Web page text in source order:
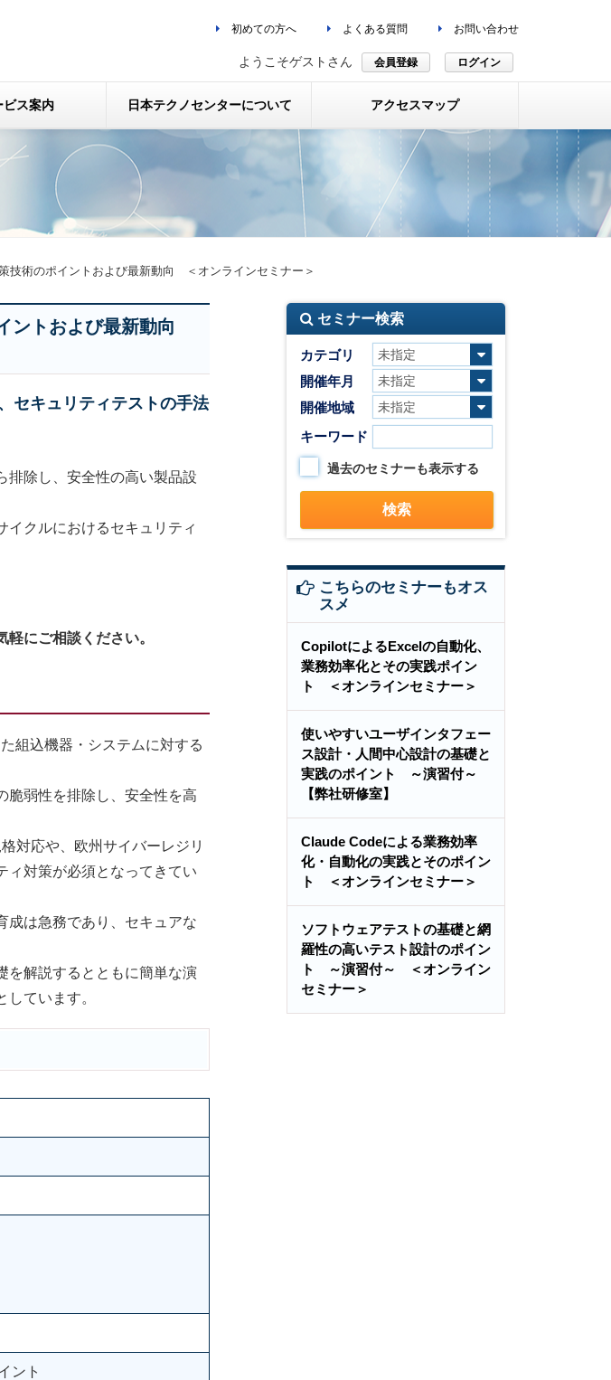
初めての方へ よくある質問 お問い合わせ
ようこそゲストさん 会員登録 ログイン
ビス案内 日本テクノセンターについて アクセスマップ
技術のポイントおよび最新動向 ＜オンラインセミナー＞
ントおよび最新動向
セキュリティテストの手法
排除し、安全性の高い製品設
イクルにおけるセキュリティ
にご相談ください。
組込機器・システムに対する
弱性を排除し、安全性を高
対応や、欧州サイバーレジリ
ィ対策が必須となってきてい
は急務であり、セキュアな
を解説するとともに簡単な演
ています。
ント
セミナー検索
カテゴリ
開催年月
開催地域
キーワード
過去のセミナーも表示する
こちらのセミナーもオス
スメ
CopilotによるExcelの自動化、
業務効率化とその実践ポイン
ト ＜オンラインセミナー＞
使いやすいユーザインタフェー
ス設計・人間中心設計の基礎と
実践のポイント ～演習付～
【弊社研修室】
Claude Codeによる業務効率
化・自動化の実践とそのポイン
ト ＜オンラインセミナー＞
ソフトウェアテストの基礎と網
羅性の高いテスト設計のポイン
ト ～演習付～ ＜オンライン
セミナー＞